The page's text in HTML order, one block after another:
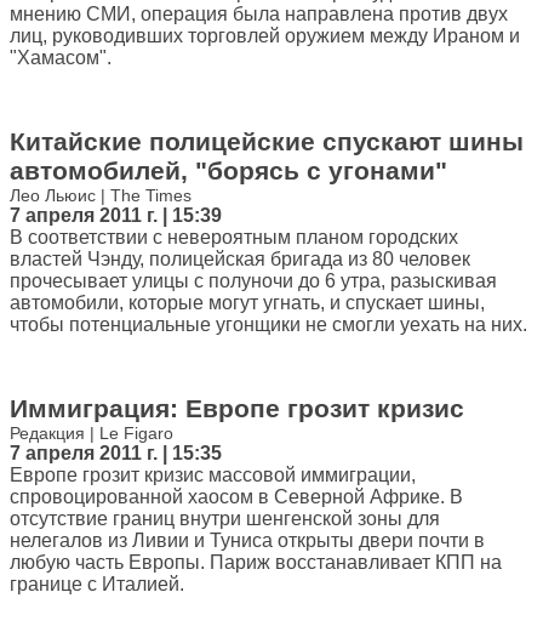
мнению СМИ, операция была направлена против двух
лиц, руководивших торговлей оружием между Ираном и
"Хамасом".
Китайские полицейские спускают шины
автомобилей, "борясь с угонами"
Лео Льюис | The Times
7 апреля 2011 г. | 15:39
В соответствии с невероятным планом городских
властей Чэнду, полицейская бригада из 80 человек
прочесывает улицы с полуночи до 6 утра, разыскивая
автомобили, которые могут угнать, и спускает шины,
чтобы потенциальные угонщики не смогли уехать на них.
Иммиграция: Европе грозит кризис
Редакция | Le Figaro
7 апреля 2011 г. | 15:35
Европе грозит кризис массовой иммиграции,
спровоцированной хаосом в Северной Африке. В
отсутствие границ внутри шенгенской зоны для
нелегалов из Ливии и Туниса открыты двери почти в
любую часть Европы. Париж восстанавливает КПП на
границе с Италией.